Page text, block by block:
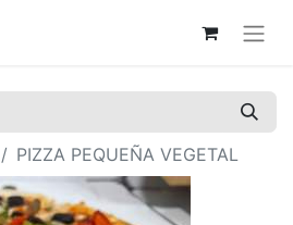
PIZZA PEQUEÑA VEGETAL